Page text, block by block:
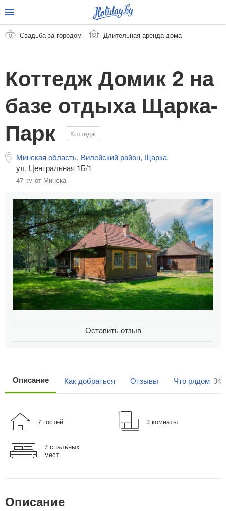
Свадьба за городом Длительная аренда дома
Коттедж Домик 2 на
базе отдыха Щарка-
Парк
Коттедж
Минская область, Вилейский район, Щарка,
ул. Центральная 1Б/1
47 км от Минска
Оставить отзыв
Описание Как добраться Отзывы Что рядом 346
7 гостей 3 комнаты
7 спальных
мест
Описание